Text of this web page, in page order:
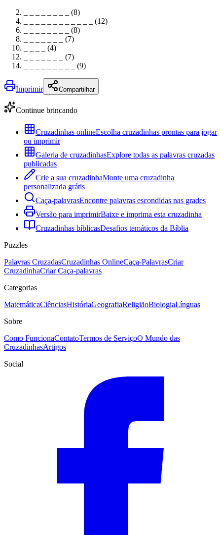
_ _ _ _ _ _ _ _ (8)
_ _ _ _ _ _ _ _ _ _ _ _ (12)
_ _ _ _ _ _ _ _ (8)
_ _ _ _ _ _ _ (7)
_ _ _ _ (4)
_ _ _ _ _ _ _ (7)
_ _ _ _ _ _ _ _ _ (9)
Imprimir Compartilhar
Continue brincando
Cruzadinhas onlineEscolha cruzadinhas prontas para jogar
ou imprimir
Galeria de cruzadinhasExplore todas as palavras cruzadas
publicadas
Crie a sua cruzadinhaMonte uma cruzadinha
personalizada grátis
Caça-palavrasEncontre palavras escondidas nas grades
Versão para imprimirBaixe e imprima esta cruzadinha
Cruzadinhas bíblicasDesafios temáticos da Bíblia
Puzzles
Palavras CruzadasCruzadinhas OnlineCaça-PalavrasCriar
CruzadinhaCriar Caça-palavras
Categorias
MatemáticaCiênciasHistóriaGeografiaReligiãoBiologiaLínguas
Sobre
Como FuncionaContatoTermos de ServiçoO Mundo das
CruzadinhasArtigos
Social